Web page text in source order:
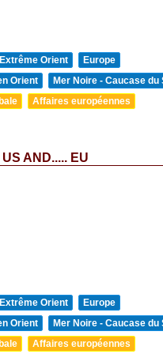
Orient
Europe
Orient
Mer Noire - Caucase du
Affaires européennes
AND..... EU
Orient
Europe
Orient
Mer Noire - Caucase du
Affaires européennes